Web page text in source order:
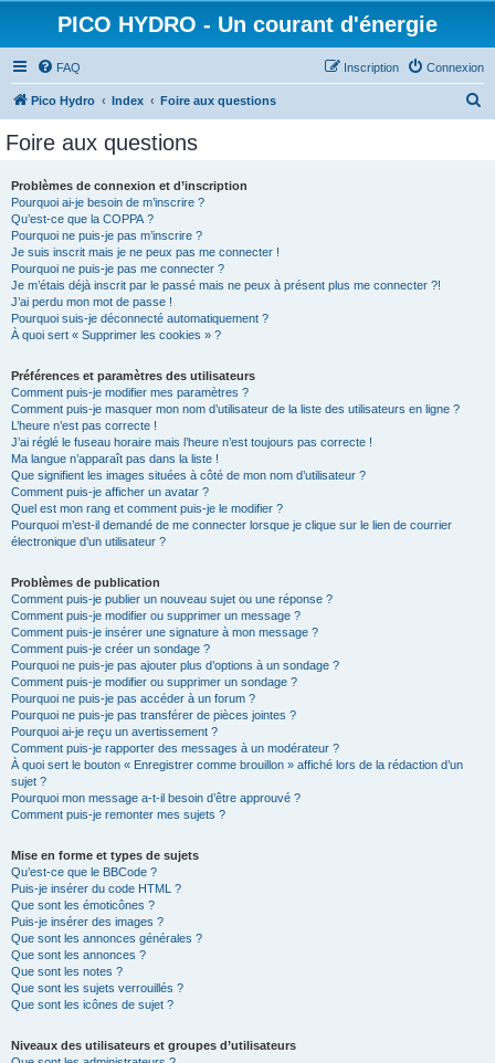
PICO HYDRO - Un courant d'énergie
FAQ Connexion
Inscription
Pico Hydro Index Foire aux questions
Foire aux questions
Problèmes de connexion et d’inscription
Pourquoi ai-je besoin de m’inscrire ?
Qu’est-ce que la COPPA ?
Pourquoi ne puis-je pas m’inscrire ?
Je suis inscrit mais je ne peux pas me connecter !
Pourquoi ne puis-je pas me connecter ?
Je m’étais déjà inscrit par le passé mais ne peux à présent plus me connecter ?!
J’ai perdu mon mot de passe !
Pourquoi suis-je déconnecté automatiquement ?
À quoi sert « Supprimer les cookies » ?
Préférences et paramètres des utilisateurs
Comment puis-je modifier mes paramètres ?
Comment puis-je masquer mon nom d’utilisateur de la liste des utilisateurs en ligne ?
L’heure n’est pas correcte !
J’ai réglé le fuseau horaire mais l’heure n’est toujours pas correcte !
Ma langue n’apparaît pas dans la liste !
Que signifient les images situées à côté de mon nom d’utilisateur ?
Comment puis-je afficher un avatar ?
Quel est mon rang et comment puis-je le modifier ?
Pourquoi m’est-il demandé de me connecter lorsque je clique sur le lien de courrier
électronique d’un utilisateur ?
Problèmes de publication
Comment puis-je publier un nouveau sujet ou une réponse ?
Comment puis-je modifier ou supprimer un message ?
Comment puis-je insérer une signature à mon message ?
Comment puis-je créer un sondage ?
Pourquoi ne puis-je pas ajouter plus d’options à un sondage ?
Comment puis-je modifier ou supprimer un sondage ?
Pourquoi ne puis-je pas accéder à un forum ?
Pourquoi ne puis-je pas transférer de pièces jointes ?
Pourquoi ai-je reçu un avertissement ?
Comment puis-je rapporter des messages à un modérateur ?
À quoi sert le bouton « Enregistrer comme brouillon » affiché lors de la rédaction d’un
sujet ?
Pourquoi mon message a-t-il besoin d’être approuvé ?
Comment puis-je remonter mes sujets ?
Mise en forme et types de sujets
Qu’est-ce que le BBCode ?
Puis-je insérer du code HTML ?
Que sont les émoticônes ?
Puis-je insérer des images ?
Que sont les annonces générales ?
Que sont les annonces ?
Que sont les notes ?
Que sont les sujets verrouillés ?
Que sont les icônes de sujet ?
Niveaux des utilisateurs et groupes d’utilisateurs